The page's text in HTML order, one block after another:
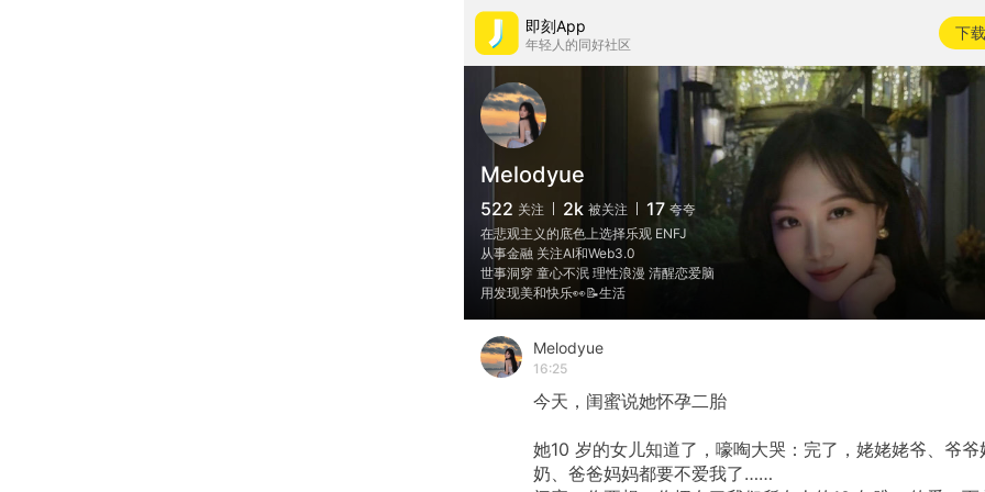
即刻App
年轻人的同好社区
下载
Melodyue
522 关注 2k 被关注 17 夸夸
在悲观主义的底色上选择乐观 ENFJ
从事金融 关注AI和Web3.0
世事洞穿 童心不泯 理性浪漫 清醒恋爱脑
用发现美和快乐👀📝生活
Melodyue
16:25
今天，闺蜜说她怀孕二胎
她10 岁的女儿知道了，嚎啕大哭：完了，姥姥姥爷、爷爷
奶、爸爸妈妈都要不爱我了……